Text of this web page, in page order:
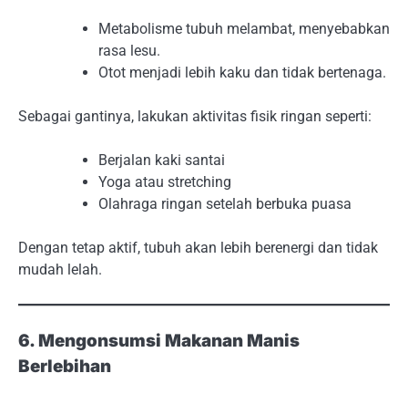
Metabolisme tubuh melambat, menyebabkan
rasa lesu.
Otot menjadi lebih kaku dan tidak bertenaga.
Sebagai gantinya, lakukan aktivitas fisik ringan seperti:
Berjalan kaki santai
Yoga atau stretching
Olahraga ringan setelah berbuka puasa
Dengan tetap aktif, tubuh akan lebih berenergi dan tidak
mudah lelah.
6. Mengonsumsi Makanan Manis
Berlebihan